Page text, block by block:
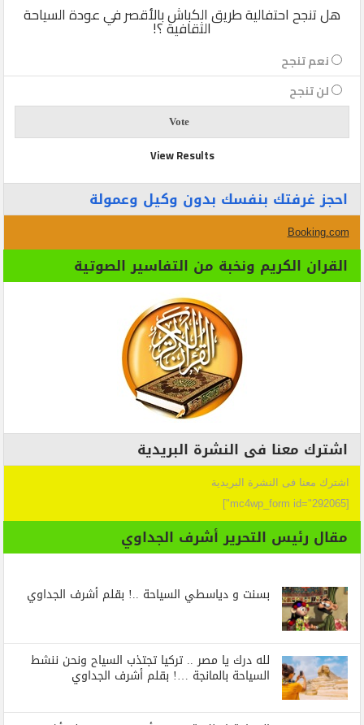
هل تنجح احتفالية طريق الكباش بالأقصر في عودة السياحة
الثقافية ؟!
نعم تنجح
لن تنجح
View Results
احجز غرفتك بنفسك بدون وكيل وعمولة
Booking.com
القران الكريم ونخبة من التفاسير الصوتية
اشترك معنا فى النشرة البريدية
اشترك معنا فى النشرة البريدية
[mc4wp_form id="292065"]
مقال رئيس التحرير أشرف الجداوي
بسنت و دياسطي السياحة ..! بقلم أشرف الجداوي
لله درك يا مصر .. تركيا تجتذب السياح ونحن ننشط
السياحة بالمانجة …! بقلم أشرف الجداوي